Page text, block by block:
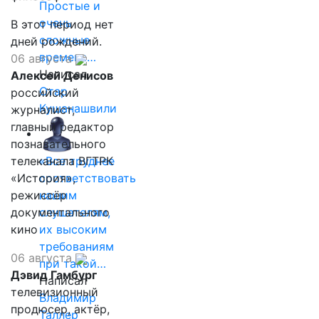
Простые и
очень
сложные
времена…
Написал
Отар
Кушанашвили
«Все труднее
соответствовать
нашим
слушателям,
их высоким
требованиям
при такой…
Написал
Владимир
Таллер
В этот период нет
дней рождений.
06 августа
Алексей Денисов
российский
журналист,
главный редактор
познавательного
телеканала ВГТРК
«История»,
режиссёр
документального
кино
06 августа
Дэвид Гамбург
телевизионный
продюсер, актёр,